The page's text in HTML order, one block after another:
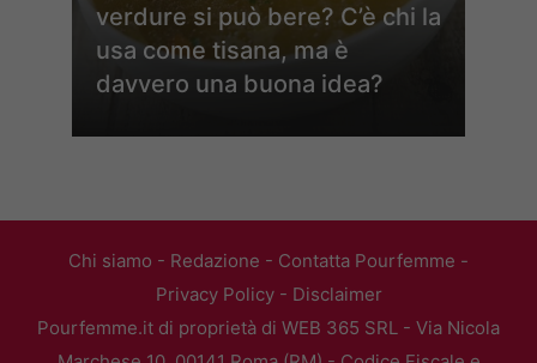
verdure si può bere? C’è chi la
usa come tisana, ma è
davvero una buona idea?
Chi siamo - Redazione - Contatta Pourfemme -
Privacy Policy- Disclaimer
Pourfemme.it di proprietà di WEB 365 SRL - Via Nicola